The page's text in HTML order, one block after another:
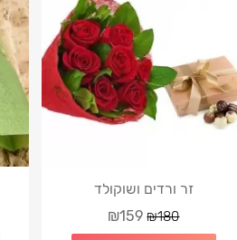
זר ורדים ושוקולד
₪180
₪159